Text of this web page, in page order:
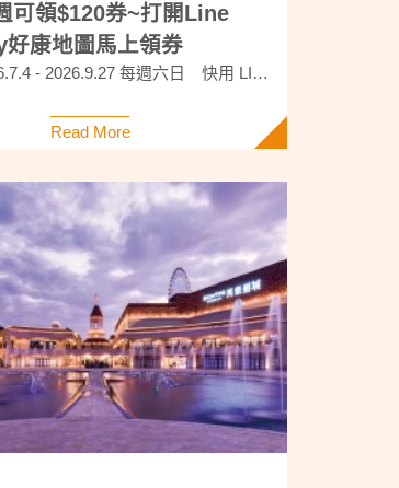
可領$120券~打開Line
好康地圖馬上領券
2026.7.4 - 2026.9.27 每週六日 快用 LINE Pay 好康地圖搜尋「麗寶 OUTLET MALL」，即可領取獨家折扣券！ 限當週六日使用！ 超簡單 3 步驟，輕鬆享優惠！ 🪄 步驟 1：由LINE Pay好康地圖搜尋「麗寶OUTLET MALL」，並進入OUTLET頁面領券（每週六8:00開放領取，限當週六日領取使用） 🪄 步驟 2：結帳點選「自動抵用優惠券」功能，折抵更方便 🪄步驟 3：單筆滿＄3,000可使用，回饋設有條件及上限，詳見LINE Pay活動訊息 注意事項 ◎不適用櫃位 依現場公告或人員說明為準。 ◎LINE Pay 付款金額可能不適用 OUTLET 銀行滿額禮活動，請參考現場公告。 ◎參加活動視同同意活動規則，LINE Pay 保有最終解釋及決定權。 活動詳情請見 【週週領】每週六日到好康地圖領<先用先贏>人氣OUTLET優惠券，當週六日消費滿額折120元！
Read More